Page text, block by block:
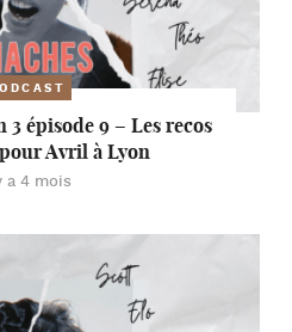
3 épisode 9 – Les recos
Avril à Lyon
a 4 mois